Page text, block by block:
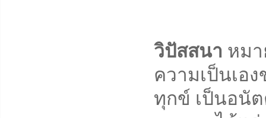
วิปัสสนา หมา
ความเป็นเอ
ทุกข์ เป็นอนั